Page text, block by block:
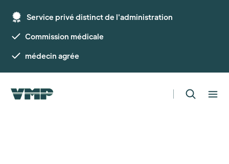
Service privé distinct de l'administration
Commission médicale
médecin agrée